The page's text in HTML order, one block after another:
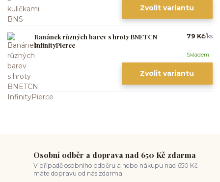
Zvolit variantu
Banánek různých barev s hroty BNETCN
InfinityPierce
79 Kč/ks
Skladem
Zvolit variantu
Osobní odběr a doprava nad 650 Kč zdarma
V případě osobního odběru a nebo nákupu nad 650 Kč
máte dopravu od nás zdarma